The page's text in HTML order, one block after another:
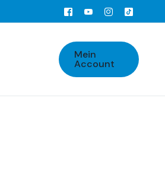
Mein
Account